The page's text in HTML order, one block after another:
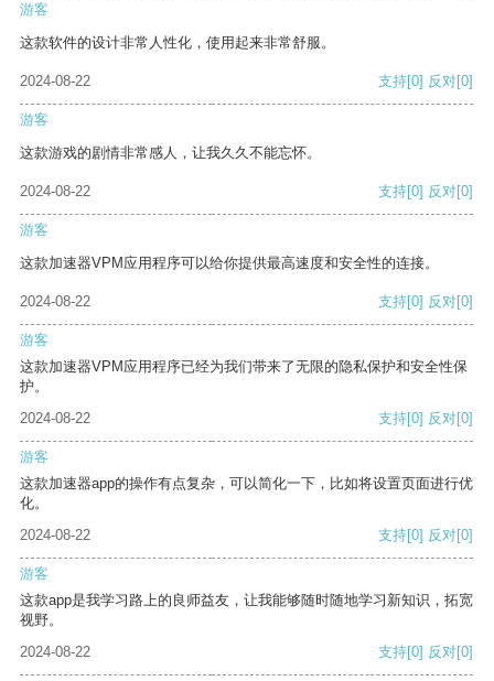
游客
这款软件的设计非常人性化，使用起来非常舒服。
2024-08-22 支持[0] 反对[0]
游客
这款游戏的剧情非常感人，让我久久不能忘怀。
2024-08-22 支持[0] 反对[0]
游客
这款加速器VPM应用程序可以给你提供最高速度和安全性的连接。
2024-08-22 支持[0] 反对[0]
游客
这款加速器VPM应用程序已经为我们带来了无限的隐私保护和安全性保
护。
2024-08-22
支持[0] 反对[0]
游客
这款加速器app的操作有点复杂，可以简化一下，比如将设置页面进行优
化。
2024-08-22
支持[0] 反对[0]
游客
这款app是我学习路上的良师益友，让我能够随时随地学习新知识，拓宽
视野。
2024-08-22
支持[0] 反对[0]